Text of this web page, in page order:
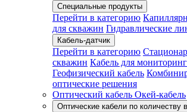
Специальные продукты
Перейти в категорию
для скважин Гидравлические
Кабель-датчик
Перейти в категорию
скважин Кабель для
Геофизический кабель
оптические решения
Оптический кабель Окей-кабель
Оптические кабели по количеству